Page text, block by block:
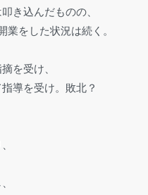
き込んだものの、
をした状況は続く。
を受け、
導を受け。敗北？